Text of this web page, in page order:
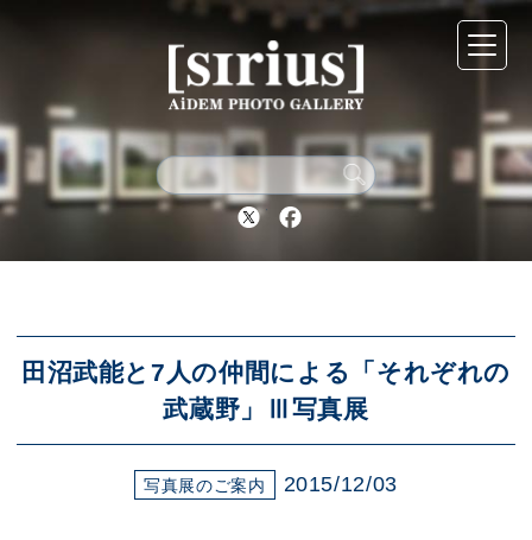
Twitter Facebook
田沼武能と7人の仲間による「それぞれの
武蔵野」Ⅲ写真展
写真展のご案内 2015/12/03
シリウスについて
展示スケジュール
アクセス
ブログ